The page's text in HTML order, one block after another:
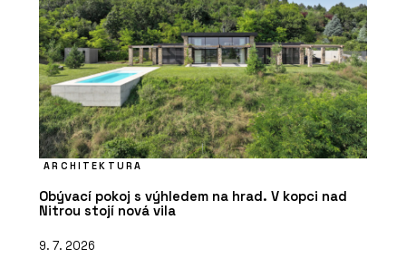
ARCHITEKTURA
Obývací pokoj s výhledem na hrad. V kopci nad
Nitrou stojí nová vila
9. 7. 2026